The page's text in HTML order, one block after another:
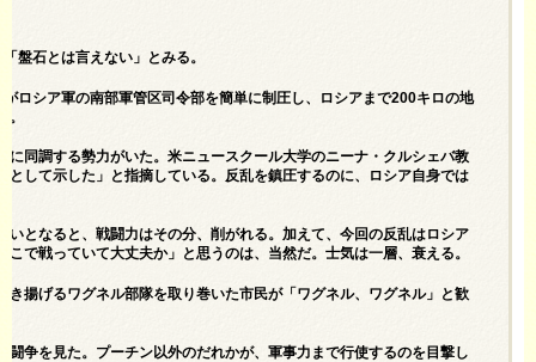
盤石とは言えない」とみる。
ロシア軍の南部軍管区司令部を簡単に制圧し、ロシアまで200キロの地
。
同調する勢力がいた。米ニュースクール大学のニーナ・クルシェバ教
として示した」と指摘している。反乱を鎮圧するのに、ロシア自身では
となると、戦闘力はその分、削がれる。加えて、今回の反乱はロシア
で戦っていて大丈夫か」と思うのは、当然だ。士気は一層、衰える。
揚げるワグネル部隊を取り巻いた市民が「ワグネル、ワグネル」と歓
闘争を見た。プーチン以外のだれかが、軍事力まで行使するのを目撃し